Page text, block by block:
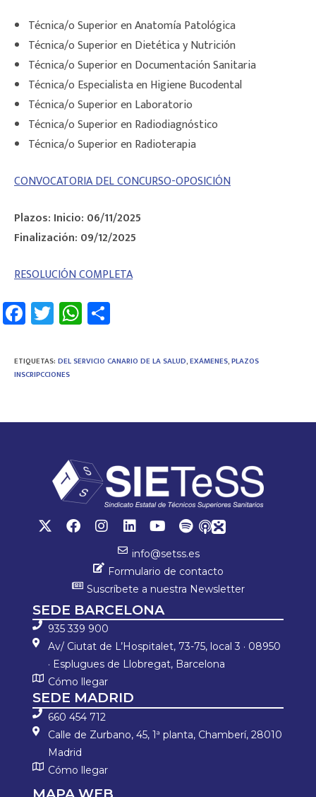
Técnica/o Superior en Anatomía Patológica
Técnica/o Superior en Dietética y Nutrición
Técnica/o Superior en Documentación Sanitaria
Técnica/o Especialista en Higiene Bucodental
Técnica/o Superior en Laboratorio
Técnica/o Superior en Radiodiagnóstico
Técnica/o Superior en Radioterapia
CONVOCATORIA DEL CONCURSO-OPOSICIÓN
Plazos: Inicio: 06/11/2025
Finalización: 09/12/2025
RESOLUCIÓN COMPLETA
Fa
ce
b
o
T
wi
tt
er
W
h
at
p
m
tir
ETIQUETAS: DEL SERVICIO CANARIO DE LA SALUD,EXÁMENES,PLAZOS
INSCRIPCCIONES
info@setss.es
Formulario de contacto
Suscríbete a nuestra Newsletter
SEDE BARCELONA
935 339 900
Av/ Ciutat de L’Hospitalet, 73-75, local 3 · 08950
· Esplugues de Llobregat, Barcelona
Cómo llegar
SEDE MADRID
660 454 712
Calle de Zurbano, 45, 1ª planta, Chamberí, 28010
Madrid
Cómo llegar
MAPA WEB